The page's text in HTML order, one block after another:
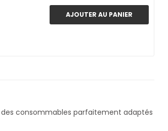
AJOUTER AU PANIER
consommables parfaitement adaptés